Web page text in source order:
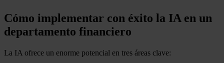
Cómo implementar con éxito la IA en un
departamento financiero
La IA ofrece un enorme potencial en tres áreas clave: